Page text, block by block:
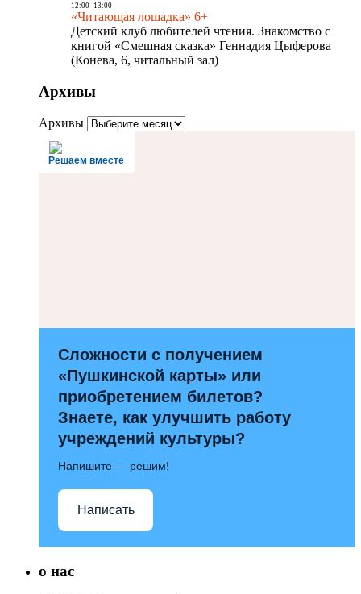
12:00- 13:00
«Читающая лошадка» 6+
Детский клуб любителей чтения. Знакомство с
книгой «Смешная сказка» Геннадия Цыферова
(Конева, 6, читальный зал)
Архивы
Архивы
Решаем вместе
Сложности с получением
«Пушкинской карты» или
приобретением билетов?
Знаете, как улучшить работу
учреждений культуры?
Напишите — решим!
Написать
о нас